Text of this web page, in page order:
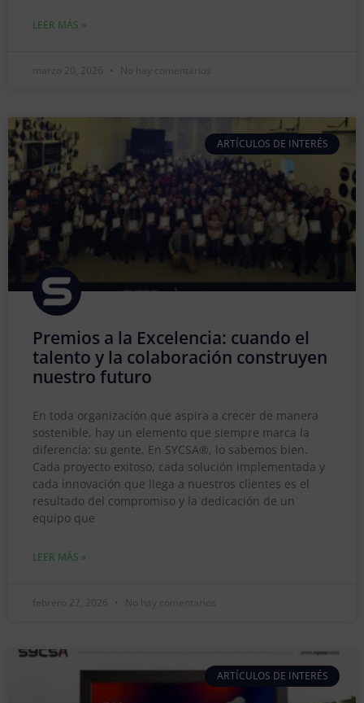
LEER MÁS »
marzo 20, 2026 No hay comentarios
ARTÍCULOS DE INTERÉS
Premios a la Excelencia: cuando el
talento y la colaboración construyen
nuestro futuro
En toda organización que aspira a crecer de manera
sostenible, hay un elemento que siempre marca la
diferencia: su gente. En SYCSA®, lo sabemos bien.
Cada proyecto exitoso, cada solución implementada y
cada innovación que llega a nuestros clientes es el
resultado del compromiso y la dedicación de un
equipo que
LEER MÁS »
febrero 27, 2026 No hay comentarios
ARTÍCULOS DE INTERÉS